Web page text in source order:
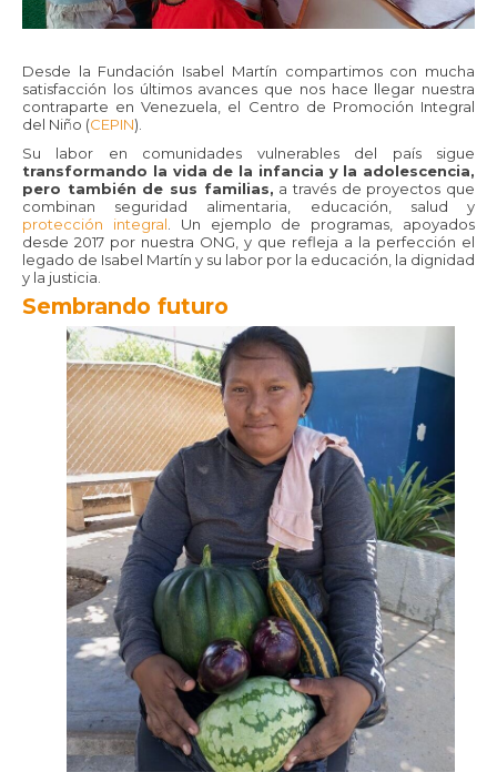
Desde la Fundación Isabel Martín compartimos con mucha
satisfacción los últimos avances que nos hace llegar nuestra
contraparte en Venezuela, el Centro de Promoción Integral
del Niño (CEPIN).
Su labor en comunidades vulnerables del país sigue
transformando la vida de la infancia y la adolescencia,
pero también de sus familias, a través de proyectos que
combinan seguridad alimentaria, educación, salud y
protección integral . Un ejemplo de programas, apoyados
desde 2017 por nuestra ONG, y que refleja a la perfección el
legado de Isabel Martín y su labor por la educación, la dignidad
y la justicia.
Sembrando futuro